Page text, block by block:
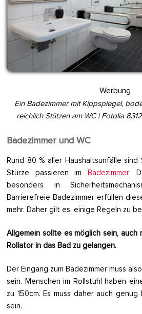
Werbung
Ein Badezimmer mit Kippspiegel,
reichlich Stützen am WC | Fotolia
Badezimmer und WC
Rund 80 % aller Haushaltsunfälle
Stürze passieren im Badezimmer.
besonders in
Barrierefreie Badezimmer erfüllen
mehr. Daher gilt es, einige Regeln zu
Allgemein sollte es möglich sein, auch
Rollator in das Bad zu gelangen.
Der Eingang zum Badezimmer muss
sein. Menschen im Rollstuhl haben
zu 150cm. Es muss daher auch
sein.